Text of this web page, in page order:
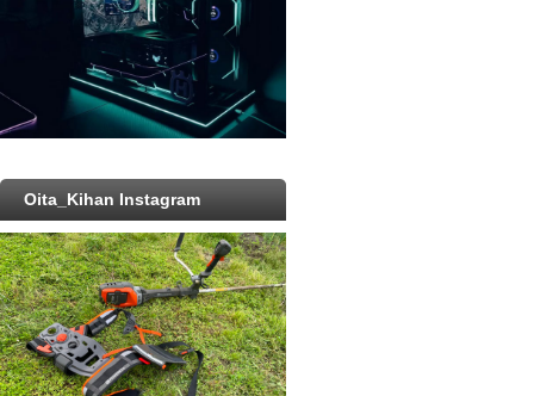
Oita_Kihan Instagram